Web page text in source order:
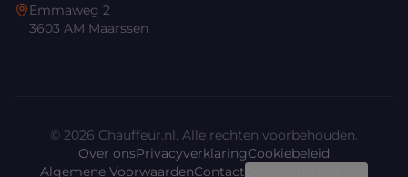
Emmaweg 2
3603 AM Maarssen
© 2026 Chauffeur.nl. Alle rechten voorbehouden.
Over onsPrivacyverklaringCookiebeleid
Algemene VoorwaardenContact